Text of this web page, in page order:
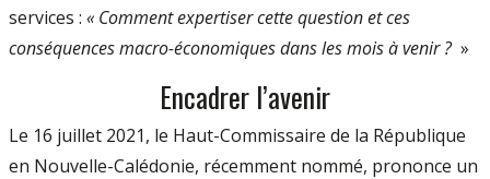
services : « Comment expertiser cette question et ces
conséquences macro-économiques dans les mois à venir ? »
Encadrer l’avenir
Le 16 juillet 2021, le Haut-Commissaire de la République
en Nouvelle-Calédonie, récemment nommé, prononce un